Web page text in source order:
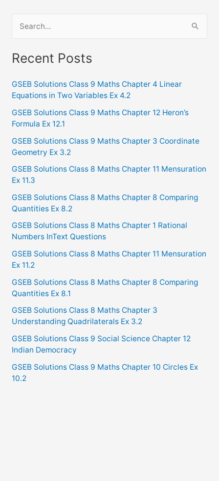
a
c
h
f
o
r
:
Recent Posts
GSEB Solutions Class 9 Maths Chapter 4 Linear
Equations in Two Variables Ex 4.2
GSEB Solutions Class 9 Maths Chapter 12 Heron’s
Formula Ex 12.1
GSEB Solutions Class 9 Maths Chapter 3 Coordinate
Geometry Ex 3.2
GSEB Solutions Class 8 Maths Chapter 11 Mensuration
Ex 11.3
GSEB Solutions Class 8 Maths Chapter 8 Comparing
Quantities Ex 8.2
GSEB Solutions Class 8 Maths Chapter 1 Rational
Numbers InText Questions
GSEB Solutions Class 8 Maths Chapter 11 Mensuration
Ex 11.2
GSEB Solutions Class 8 Maths Chapter 8 Comparing
Quantities Ex 8.1
GSEB Solutions Class 8 Maths Chapter 3
Understanding Quadrilaterals Ex 3.2
GSEB Solutions Class 9 Social Science Chapter 12
Indian Democracy
GSEB Solutions Class 9 Maths Chapter 10 Circles Ex
10.2